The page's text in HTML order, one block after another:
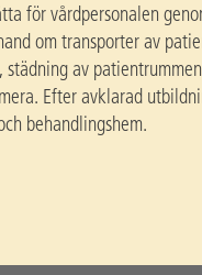
för vårdpersonalen
om transporter av
av
Efter avklarad
behandlingshem.